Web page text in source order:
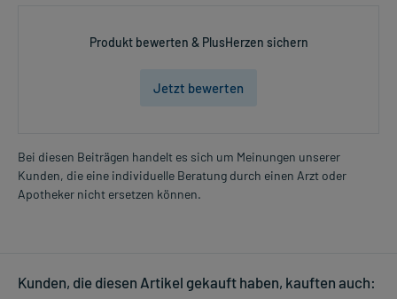
Produkt bewerten & PlusHerzen sichern
Jetzt bewerten
Bei diesen Beiträgen handelt es sich um Meinungen unserer
Kunden, die eine individuelle Beratung durch einen Arzt oder
Apotheker nicht ersetzen können.
Kunden, die diesen Artikel gekauft haben, kauften auch: